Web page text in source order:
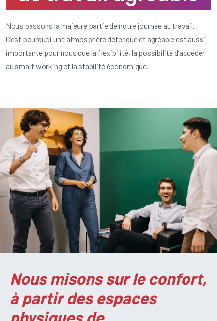
Nous passons la majeure partie de notre journée au travail.
C’est pourquoi une atmosphère détendue et agréable est aussi
importante pour nous que la flexibilité, la possibilité d’accéder
au smart working et la stabilité économique.
Nous misons sur le confort,
à partir des espaces
physiques de